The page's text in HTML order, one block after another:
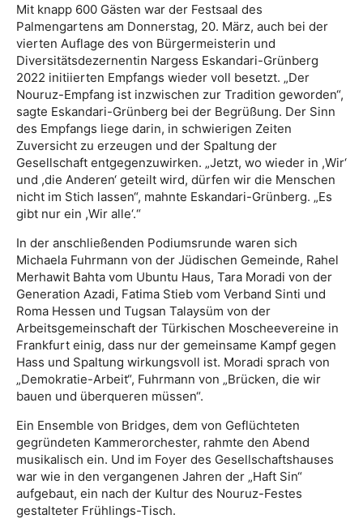
Mit knapp 600 Gästen war der Festsaal des
Palmengartens am Donnerstag, 20. März, auch bei der
vierten Auflage des von Bürgermeisterin und
Diversitätsdezernentin Nargess Eskandari-Grünberg
2022 initiierten Empfangs wieder voll besetzt. „Der
Nouruz-Empfang ist inzwischen zur Tradition geworden“,
sagte Eskandari-Grünberg bei der Begrüßung. Der Sinn
des Empfangs liege darin, in schwierigen Zeiten
Zuversicht zu erzeugen und der Spaltung der
Gesellschaft entgegenzuwirken. „Jetzt, wo wieder in ,Wir‘
und ,die Anderen‘ geteilt wird, dürfen wir die Menschen
nicht im Stich lassen“, mahnte Eskandari-Grünberg. „Es
gibt nur ein ,Wir alle‘.“
In der anschließenden Podiumsrunde waren sich
Michaela Fuhrmann von der Jüdischen Gemeinde, Rahel
Merhawit Bahta vom Ubuntu Haus, Tara Moradi von der
Generation Azadi, Fatima Stieb vom Verband Sinti und
Roma Hessen und Tugsan Talaysüm von der
Arbeitsgemeinschaft der Türkischen Moscheevereine in
Frankfurt einig, dass nur der gemeinsame Kampf gegen
Hass und Spaltung wirkungsvoll ist. Moradi sprach von
„Demokratie-Arbeit“, Fuhrmann von „Brücken, die wir
bauen und überqueren müssen“.
Ein Ensemble von Bridges, dem von Geflüchteten
gegründeten Kammerorchester, rahmte den Abend
musikalisch ein. Und im Foyer des Gesellschaftshauses
war wie in den vergangenen Jahren der „Haft Sin“
aufgebaut, ein nach der Kultur des Nouruz-Festes
gestalteter Frühlings-Tisch.